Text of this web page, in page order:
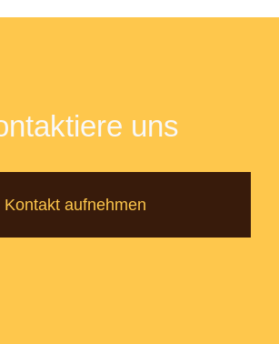
uns
Kontakt aufnehmen